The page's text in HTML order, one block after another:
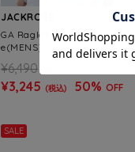
JACKROSE
GA Raglan 刺繍&Print S/S Te
e(MENS)
¥6,490
¥3,245 (税込) 50% OFF
SALE